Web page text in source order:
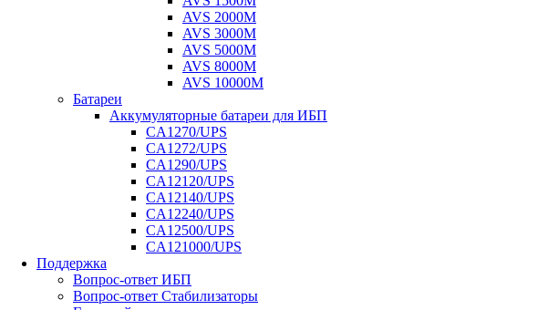
AVS 2000M
AVS 3000M
AVS 5000M
AVS 8000M
AVS 10000M
Батареи
Аккумуляторные батареи для ИБП
CA1270/UPS
CA1272/UPS
CA1290/UPS
CA12120/UPS
CA12140/UPS
CA12240/UPS
CA12500/UPS
CA121000/UPS
Поддержка
Вопрос-ответ ИБП
Вопрос-ответ Стабилизаторы